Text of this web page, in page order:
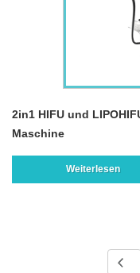
2in1 HIFU und
Maschine
Weiterlesen